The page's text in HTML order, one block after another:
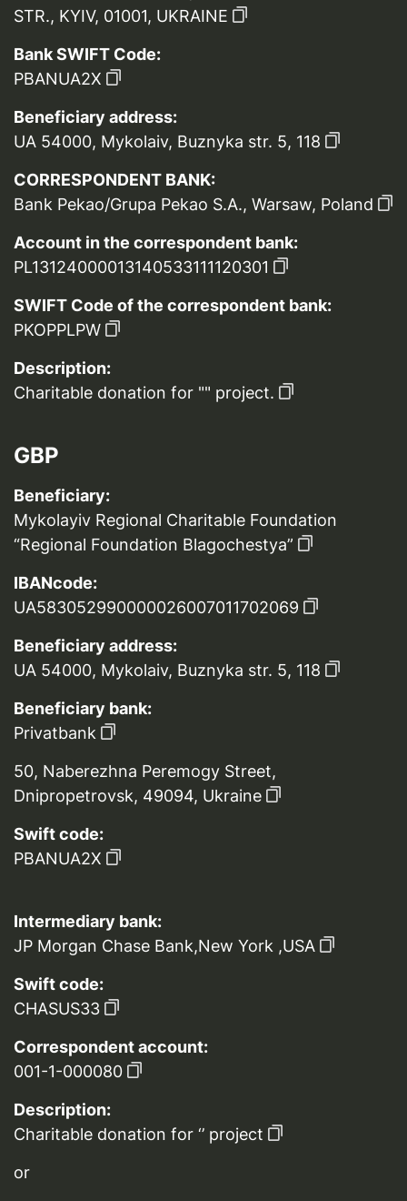
STR., KYIV, 01001, UKRAINE
Bank SWIFT Code:
PBANUA2X
Beneficiary address:
UA 54000, Mykolaiv, Buznyka str. 5, 118
CORRESPONDENT BANK:
Bank Pekao/Grupa Pekao S.A., Warsaw, Poland
Account in the correspondent bank:
PL13124000013140533111120301
SWIFT Code of the correspondent bank:
PKOPPLPW
Description:
Charitable donation for "" project.
GBP
Beneficiary:
Mykolayiv Regional Charitable Foundation
“Regional Foundation Blagochestya”
IBANcode:
UA583052990000026007011702069
Beneficiary address:
UA 54000, Mykolaiv, Buznyka str. 5, 118
Beneficiary bank:
Privatbank
50, Naberezhna Peremogy Street,
Dnipropetrovsk, 49094, Ukraine
Swift code:
PBANUA2X
Intermediary bank:
JP Morgan Chase Bank,New York ,USA
Swift code:
CHASUS33
Correspondent account:
001-1-000080
Description:
Charitable donation for ‘’ project
or